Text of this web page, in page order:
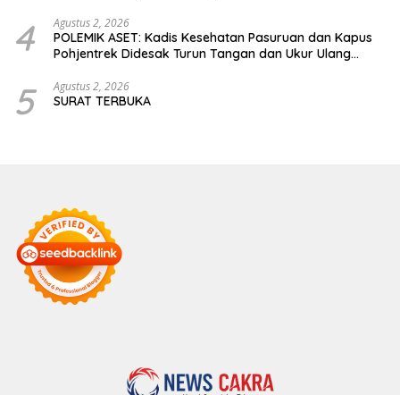
4 Agustus 2, 2026
POLEMIK ASET: Kadis Kesehatan Pasuruan dan Kapus
Pohjentrek Didesak Turun Tangan dan Ukur Ulang
5 Agustus 2, 2026
SURAT TERBUKA